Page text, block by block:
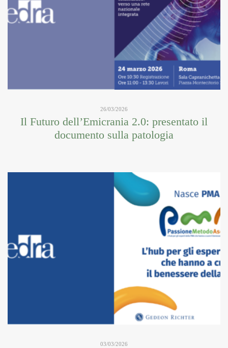
26/03/2026
Il Futuro dell’Emicrania 2.0: presentato il
documento sulla patologia
03/03/2026